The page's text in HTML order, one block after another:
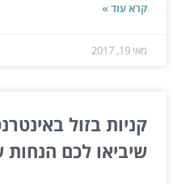
קרא עוד »
מאי 19, 2017
קניות בזול
שיביאו לכם הנחות של